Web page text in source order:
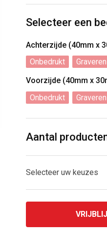
Selecteer een
Achterzijde (40mm x
Onbedrukt
Graveren
Voorzijde (40mm x
Onbedrukt
Graveren
Aantal
Selecteer uw keuzes